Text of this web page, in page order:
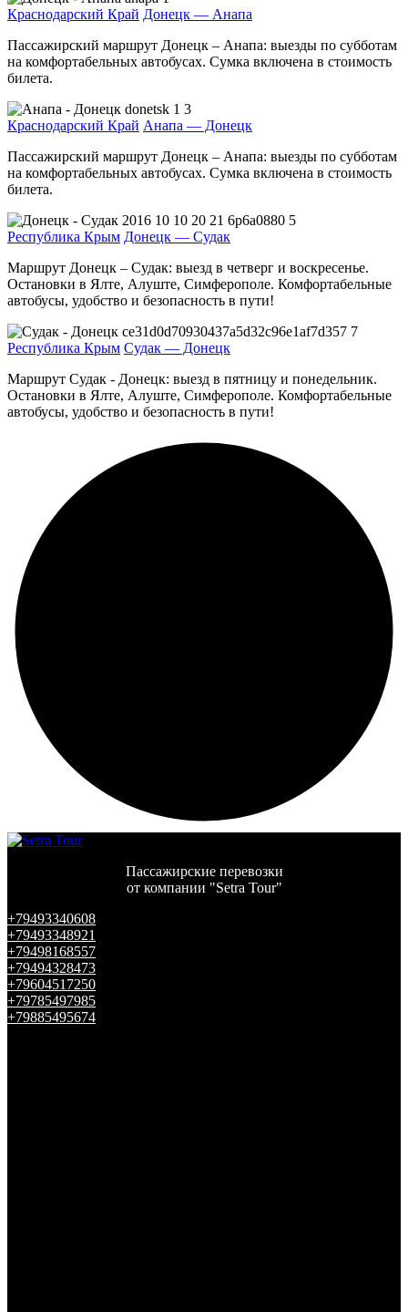
Краснодарский Край Донецк — Анапа
Пассажирский маршрут Донецк – Анапа: выезды по субботам
на комфортабельных автобусах. Сумка включена в стоимость
билета.
Краснодарский Край Анапа — Донецк
Пассажирский маршрут Донецк – Анапа: выезды по субботам
на комфортабельных автобусах. Сумка включена в стоимость
билета.
Республика Крым Донецк — Судак
Маршрут Донецк – Судак: выезд в четверг и воскресенье.
Остановки в Ялте, Алуште, Симферополе. Комфортабельные
автобусы, удобство и безопасность в пути!
Республика Крым Судак — Донецк
Маршрут Судак - Донецк: выезд в пятницу и понедельник.
Остановки в Ялте, Алуште, Симферополе. Комфортабельные
автобусы, удобство и безопасность в пути!
Пассажирские перевозки
от компании "Setra Tour"
+79493340608
+79493348921
+79498168557
+79494328473
+79604517250
+79785497985
+79885495674